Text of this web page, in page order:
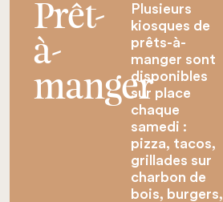
Prêt-
à-
manger
Plusieurs
kiosques de
prêts-à-
manger sont
disponibles
sur place
chaque
samedi :
pizza, tacos,
grillades sur
charbon de
bois, burgers,